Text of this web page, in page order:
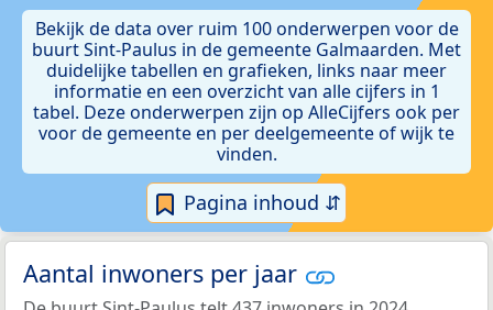
Bekijk de data over ruim 100 onderwerpen voor de
buurt Sint-Paulus in de gemeente Galmaarden. Met
duidelijke tabellen en grafieken, links naar meer
informatie en een overzicht van alle cijfers in 1
tabel. Deze onderwerpen zijn op AlleCijfers ook per
voor de gemeente en per deelgemeente of wijk te
vinden.
Pagina inhoud ⇵
Aantal inwoners per jaar